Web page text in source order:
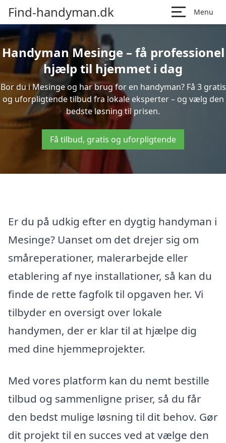
Find-handyman.dk Menu
Handyman Mesinge – få professionel
hjælp til hjemmet i dag
Bor du i Mesinge og har brug for en handyman? Få 3 gratis
og uforpligtende tilbud fra lokale eksperter – og vælg den
bedste løsning til prisen.
Få tilbud, gratis og uforpligtende
Er du på udkig efter en dygtig handyman i
Mesinge? Uanset om det drejer sig om
småreperationer, malerarbejde eller
etablering af nye installationer, så kan du
finde de rette fagfolk til opgaven her. Vi
tilbyder en oversigt over lokale
handymen, der er klar til at hjælpe dig
med dine hjemmeprojekter.
Med vores platform kan du nemt bestille
tilbud og sammenligne priser, så du får
den bedst mulige løsning til dit behov. Gør
dit projekt til en succes ved at vælge den